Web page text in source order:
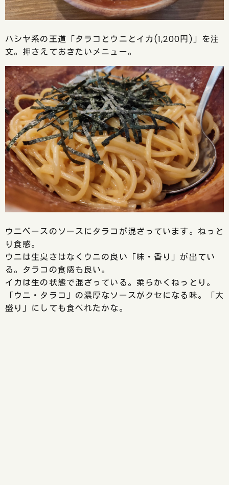
ハシヤ系の王道「タラコとウニとイカ(1,200円)」を注
文。押さえておきたいメニュー。
ウニベースのソースにタラコが混ざっています。ねっと
り食感。
ウニは生臭さはなくウニの良い「味・香り」が出てい
る。タラコの食感も良い。
イカは生の状態で混ざっている。柔らかくねっとり。
「ウニ・タラコ」の濃厚なソースがクセになる味。「大
盛り」にしても食べれたかな。